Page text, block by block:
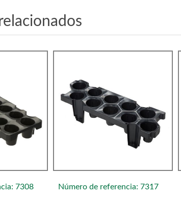
7308 Número de referencia: 7317